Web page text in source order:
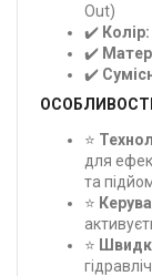
Out)
✔️ Колір:
✔️
✔️
ОСОБЛИВОСТІ
⭐
для
та
⭐
⭐